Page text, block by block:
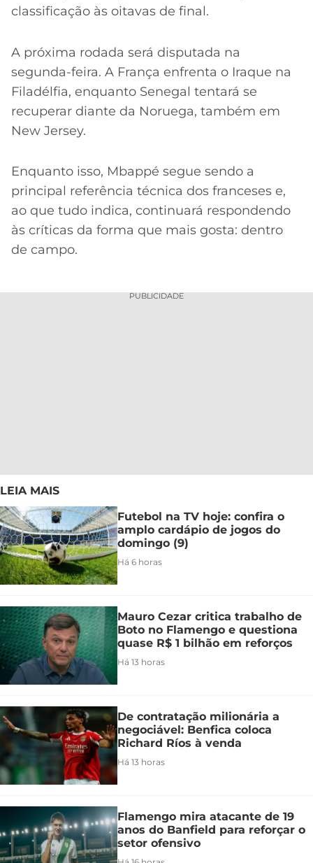
classificação às oitavas de final.
A próxima rodada será disputada na
segunda-feira. A França enfrenta o Iraque na
Filadélfia, enquanto Senegal tentará se
recuperar diante da Noruega, também em
New Jersey.
Enquanto isso, Mbappé segue sendo a
principal referência técnica dos franceses e,
ao que tudo indica, continuará respondendo
às críticas da forma que mais gosta: dentro
de campo.
PUBLICIDADE
LEIA MAIS
Futebol na TV hoje: confira o
amplo cardápio de jogos do
domingo (9)
Há 6 horas
Mauro Cezar critica trabalho de
Boto no Flamengo e questiona
quase R$ 1 bilhão em reforços
Há 13 horas
De contratação milionária a
negociável: Benfica coloca
Richard Ríos à venda
Há 13 horas
Flamengo mira atacante de 19
anos do Banfield para reforçar o
setor ofensivo